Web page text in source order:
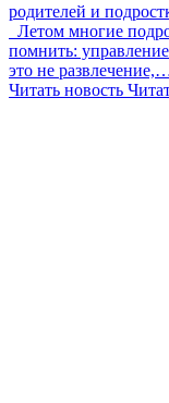
родителей и
Летом многие
помнить:
это не
Читать новость